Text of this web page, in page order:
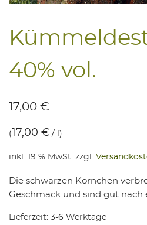
40% vol.
17,00 €
( 17,00 € / )
inkl. 19 % MwSt. zzgl.
Die schwarzen Körnchen
Geschmack und sind gut nach
Lieferzeit: 3-6 Werktage